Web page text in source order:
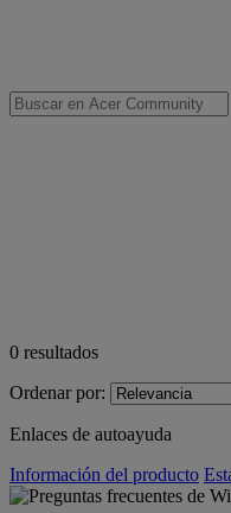
0 resultados
Ordenar por:
Enlaces de autoayuda
Información del producto